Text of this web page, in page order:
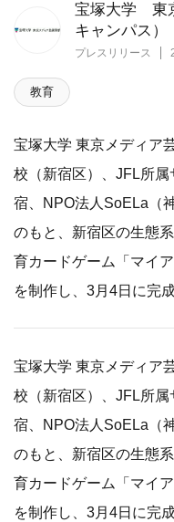
宝塚大学 東
キャンパス）
プレスリリース
教育
宝塚大学 東京メディア
校（新宿区）、JFL所
宿、NPO法人SoELa（
のもと、新宿区の生態
育カードゲーム「マイ
を制作し、3月4日に完
宝塚大学 東京メディア
校（新宿区）、JFL所
宿、NPO法人SoELa（
のもと、新宿区の生態
育カードゲーム「マイ
を制作し、3月4日に完